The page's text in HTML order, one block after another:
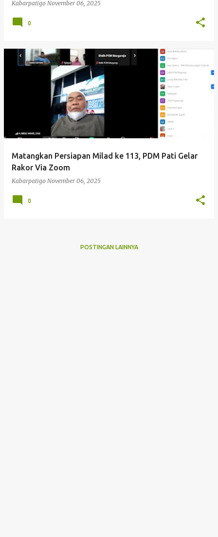
Kabarpatigo November 06, 2025
0
Matangkan Persiapan Milad ke 113, PDM Pati Gelar
Rakor Via Zoom
Kabarpatigo November 06, 2025
0
POSTINGAN LAINNYA